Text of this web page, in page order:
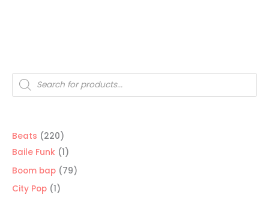
Búsqueda
de
productos
Beats 220220
productos
Baile Funk 11
producto
Boom bap 7979
City Pop 11